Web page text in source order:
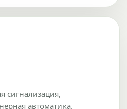
сигнализация,
автоматика.